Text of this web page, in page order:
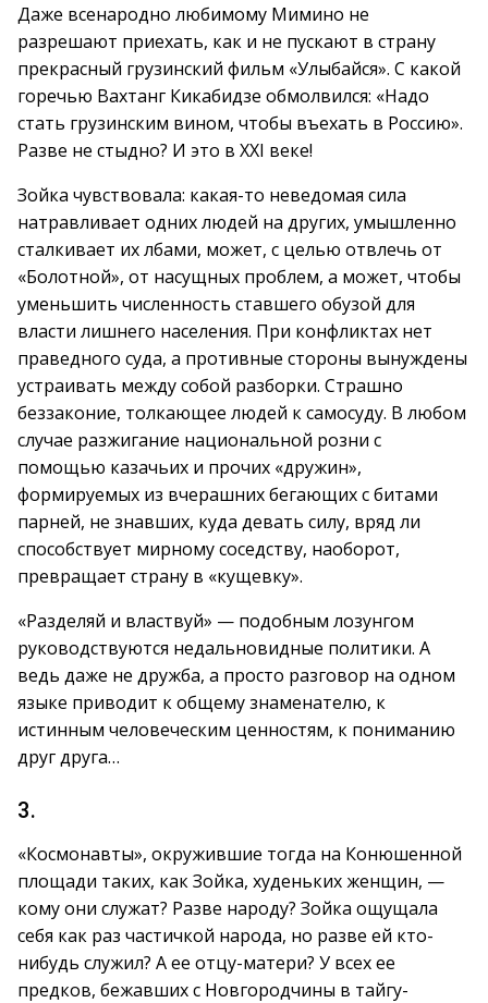
Даже всенародно любимому Мимино не
разрешают приехать, как и не пускают в страну
прекрасный грузинский фильм «Улыбайся». С какой
горечью Вахтанг Кикабидзе обмолвился: «Надо
стать грузинским вином, чтобы въехать в Россию».
Разве не стыдно? И это в XXI веке!
Зойка чувствовала: какая-то неведомая сила
натравливает одних людей на других, умышленно
сталкивает их лбами, может, с целью отвлечь от
«Болотной», от насущных проблем, а может, чтобы
уменьшить численность ставшего обузой для
власти лишнего населения. При конфликтах нет
праведного суда, а противные стороны вынуждены
устраивать между собой разборки. Страшно
беззаконие, толкающее людей к самосуду. В любом
случае разжигание национальной розни с
помощью казачьих и прочих «дружин»,
формируемых из вчерашних бегающих с битами
парней, не знавших, куда девать силу, вряд ли
способствует мирному соседству, наоборот,
превращает страну в «кущевку».
«Разделяй и властвуй» — подобным лозунгом
руководствуются недальновидные политики. А
ведь даже не дружба, а просто разговор на одном
языке приводит к общему знаменателю, к
истинным человеческим ценностям, к пониманию
друг друга…
3.
«Космонавты», окружившие тогда на Конюшенной
площади таких, как Зойка, худеньких женщин, —
кому они служат? Разве народу? Зойка ощущала
себя как раз частичкой народа, но разве ей кто-
нибудь служил? А ее отцу-матери? У всех ее
предков, бежавших с Новгородчины в тайгу-